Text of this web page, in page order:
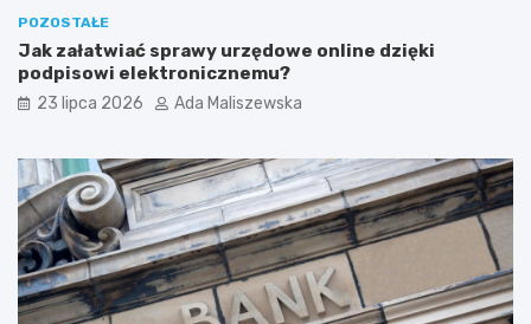
POZOSTAŁE
Jak załatwiać sprawy urzędowe online dzięki
podpisowi elektronicznemu?
23 lipca 2026 Ada Maliszewska